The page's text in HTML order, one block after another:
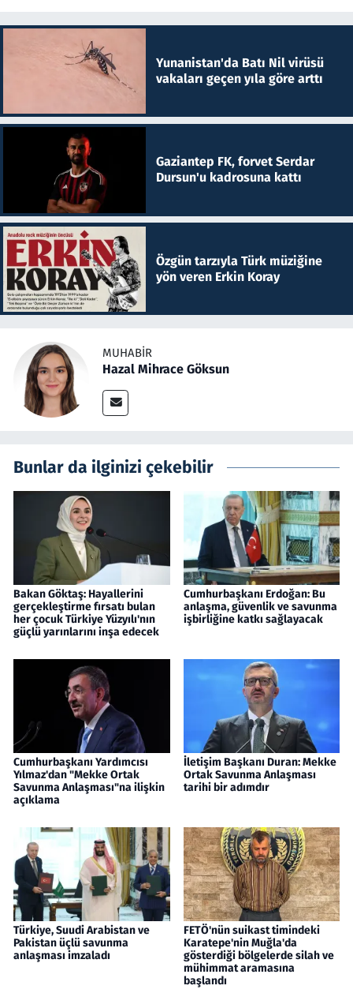
Yunanistan'da Batı Nil virüsü
vakaları geçen yıla göre arttı
Gaziantep FK, forvet Serdar
Dursun'u kadrosuna kattı
Özgün tarzıyla Türk müziğine
yön veren Erkin Koray
MUHABIR
Hazal Mihrace Göksun
Bunlar da ilginizi çekebilir
Bakan Göktaş: Hayallerini
gerçekleştirme fırsatı bulan
her çocuk Türkiye Yüzyılı'nın
güçlü yarınlarını inşa edecek
Cumhurbaşkanı Erdoğan: Bu
anlaşma, güvenlik ve savunma
işbirliğine katkı sağlayacak
Cumhurbaşkanı Yardımcısı
Yılmaz'dan "Mekke Ortak
Savunma Anlaşması"na ilişkin
açıklama
İletişim Başkanı Duran: Mekke
Ortak Savunma Anlaşması
tarihi bir adımdır
Türkiye, Suudi Arabistan ve
Pakistan üçlü savunma
anlaşması imzaladı
FETÖ'nün suikast timindeki
Karatepe'nin Muğla'da
gösterdiği bölgelerde silah ve
mühimmat aramasına
başlandı